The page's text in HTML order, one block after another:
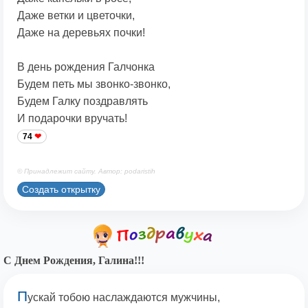
Даже ветки и цветочки,
Даже на деревьях почки!
В день рождения Галчонка
Будем петь мы звонко-звонко,
Будем Галку поздравлять
И подарочки вручать!
74
© Принадлежит сайту. Автор: podaristih
Создать открытку
С Днем Рождения, Галина!!!
Пускай тобою наслаждаются мужчины,